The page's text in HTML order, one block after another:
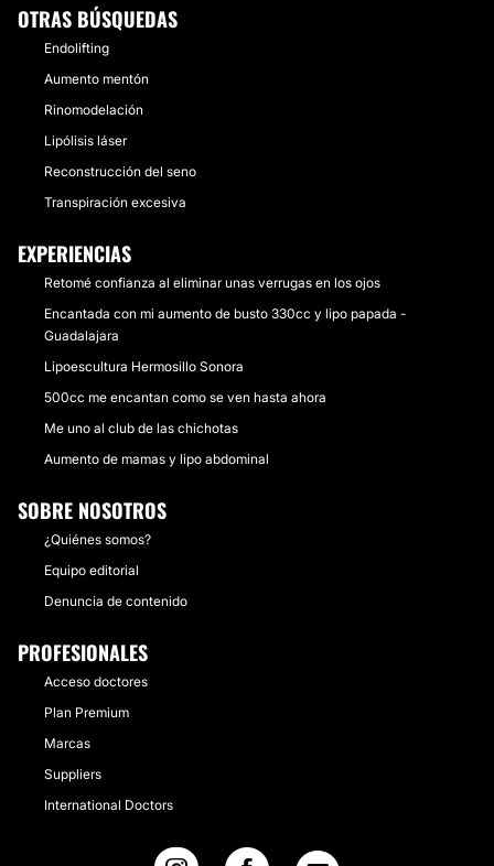
OTRAS BÚSQUEDAS
Endolifting
Aumento mentón
Rinomodelación
Lipólisis láser
Reconstrucción del seno
Transpiración excesiva
EXPERIENCIAS
Retomé confianza al eliminar unas verrugas en los ojos
Encantada con mi aumento de busto 330cc y lipo papada -
Guadalajara
Lipoescultura Hermosillo Sonora
500cc me encantan como se ven hasta ahora
Me uno al club de las chichotas
Aumento de mamas y lipo abdominal
SOBRE NOSOTROS
¿Quiénes somos?
Equipo editorial
Denuncia de contenido
PROFESIONALES
Acceso doctores
Plan Premium
Marcas
Suppliers
International Doctors